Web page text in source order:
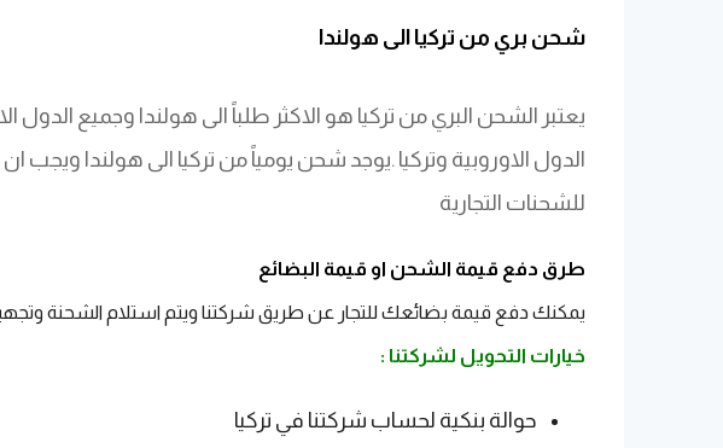
​شحن بري من تركيا الى هولندا
يعتبر الشحن البري من تركيا هو الاكثر طلباً الى هولندا وجميع الدول
الدول الاوروبية وتركيا .يوجد شحن يومياً من تركيا الى هولندا
للشحنات التجارية
طرق دفع قيمة الشحن او قيمة البضائع
يمكنك دفع قيمة بضائعك للتجار عن طريق شركتنا ويتم استلام الشحنة
خيارات التحويل لشركتنا :
حوالة بنكية لحساب شركتنا في تركيا